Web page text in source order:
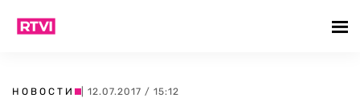
НОВОСТИ | 12.07.2017 / 15:12